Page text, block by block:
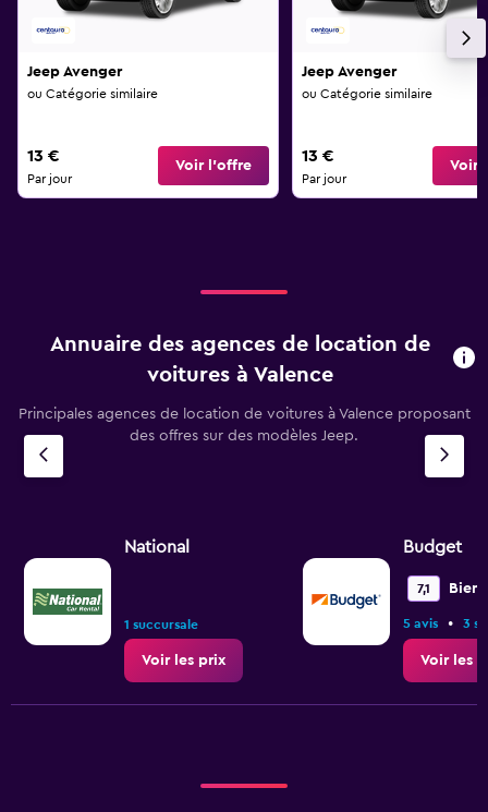
Jeep Avenger
ou Catégorie similaire
13 €
Par jour
Voir l’offre
Jeep Avenger
ou Catégorie similaire
13 €
Par jour
Voir
Annuaire des agences de location de
voitures à Valence
Principales agences de location de voitures à Valence proposant
des offres sur des modèles Jeep.
National
1 succursale
Voir les prix
Budget
7,1 Bien
5 avis • 3
Voir les